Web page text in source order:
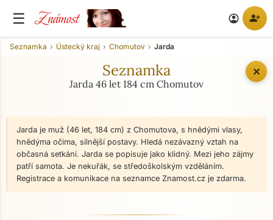
☰ Známost account_circle person_add
✕
Seznamka Ústecký kraj Chomutov Jarda
Seznamka
Jarda 46 let 184 cm Chomutov
Jarda je muž (46 let, 184 cm) z Chomutova, s hnědými vlasy,
hnědýma očima, silnější postavy. Hledá nezávazný vztah na
občasná setkání. Jarda se popisuje jako klidný. Mezi jeho zájmy
patří samota. Je nekuřák, se středoškolským vzděláním.
Registrace a komunikace na seznamce Znamost.cz je zdarma.